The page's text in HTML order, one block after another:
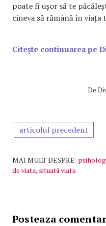
poate fi ușor să te
cineva să rămână în viața
Citește continuarea pe
De
articolul precedent
MAI MULT DESPRE:
de viata, situatii viata
Posteaza